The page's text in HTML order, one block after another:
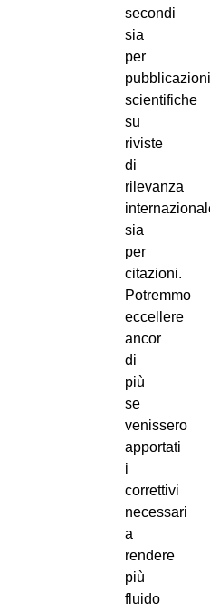
secondi
sia
per
pubblicazioni
scientifiche
su
riviste
di
rilevanza
sia
per
citazioni.
Potremmo
eccellere
ancor
di
più
se
venissero
apportati
i
correttivi
necessari
a
rendere
più
fluido